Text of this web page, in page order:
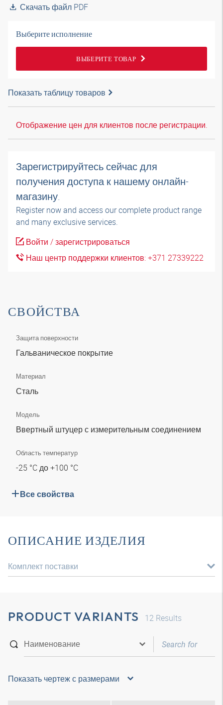
Скачать файл PDF
Выберите исполнение
ВЫБЕРИТЕ ТОВАР
Показать таблицу товаров
Отображение цен для клиентов после регистрации.
Зарегистрируйтесь сейчас для
получения доступа к нашему онлайн-
магазину.
Register now and access our complete product range
and many exclusive services.
Войти / зарегистрироваться
Наш центр поддержки клиентов: +371 27339222
СВОЙСТВА
Защита поверхности
Гальваническое покрытие
Материал
Сталь
Модель
Ввертный штуцер с измерительным соединением
Область температур
-25 °C до +100 °C
Все свойства
ОПИСАНИЕ ИЗДЕЛИЯ
Комплект поставки
PRODUCT VARIANTS 12 Results
Показать чертеж с размерами